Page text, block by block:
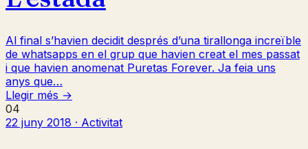
Al final s’havien decidit després d’una tirallonga increïble
de whatsapps en el grup que havien creat el mes passat
i que havien anomenat Puretas Forever. Ja feia uns
anys que…
Llegir més →
04
22 juny 2018 · Activitat